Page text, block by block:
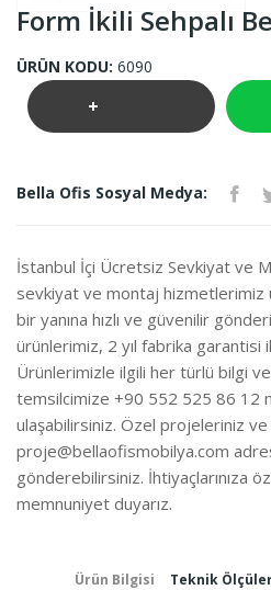
Form İkili Sehpalı
ÜRÜN KODU: 6090
+
Bella Ofis Sosyal Medya:
İstanbul İçi Ücretsiz Sevkiyat ve
sevkiyat ve montaj hizmetlerimiz
bir yanına hızlı ve güvenilir
ürünlerimiz, 2 yıl fabrika garantisi
Ürünlerimizle ilgili her türlü bilgi
temsilcimize +90 552 525 86 12
ulaşabilirsiniz. Özel projeleriniz
proje@bellaofismobilya.com
gönderebilirsiniz. İhtiyaçlarınıza
memnuniyet duyarız.
Ürün Bilgisi Teknik